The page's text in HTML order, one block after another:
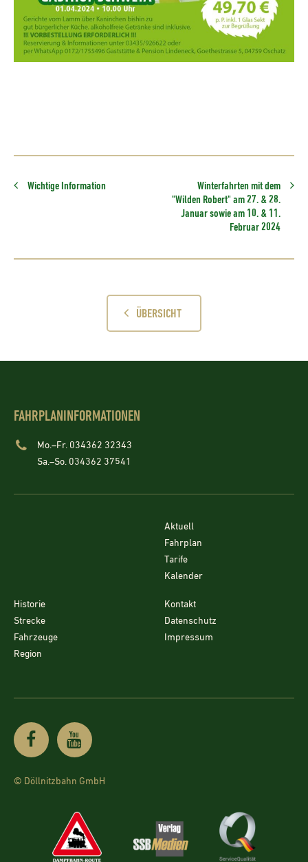
Wichtige Information
Winterfahrten mit dem
"Wilden Robert" am 27. & 28.
Januar sowie am 10. & 11.
Februar 2024
ÜBERSICHT
FAHRPLANINFORMATIONEN
Mo.–Fr. 034362 32343
Sa.–So. 034362 37541
Aktuell
Fahrplan
Tarife
Kalender
Historie
Strecke
Fahrzeuge
Region
Kontakt
Datenschutz
Impressum
© Döllnitzbahn GmbH